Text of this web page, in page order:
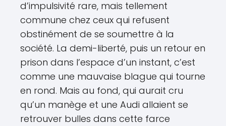
d’impulsivité rare, mais tellement
commune chez ceux qui refusent
obstinément de se soumettre à la
société. La demi-liberté, puis un retour en
prison dans l’espace d’un instant, c’est
comme une mauvaise blague qui tourne
en rond. Mais au fond, qui aurait cru
qu’un manège et une Audi allaient se
retrouver bulles dans cette farce